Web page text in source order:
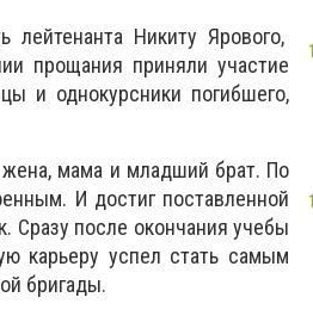
Никиту Ярового,
прощания приняли участие
и однокурсники погибшего,
мама и младший брат. По
И достиг поставленной
Сразу после окончания учебы
карьеру успел стать самым
бригады.